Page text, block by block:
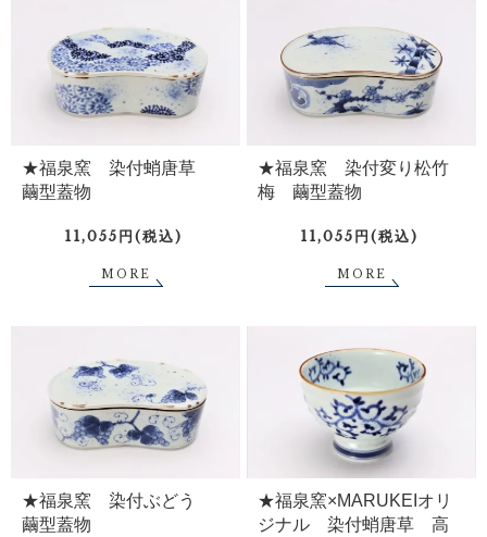
★福泉窯 染付蛸唐草
繭型蓋物
11,055円(税込)
MORE
★福泉窯 染付変り松竹
梅 繭型蓋物
11,055円(税込)
MORE
★福泉窯 染付ぶどう
繭型蓋物
★福泉窯×MARUKEIオリ
ジナル 染付蛸唐草 高